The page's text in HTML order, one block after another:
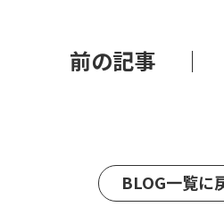
前の記事 ｜
BLOG一覧に